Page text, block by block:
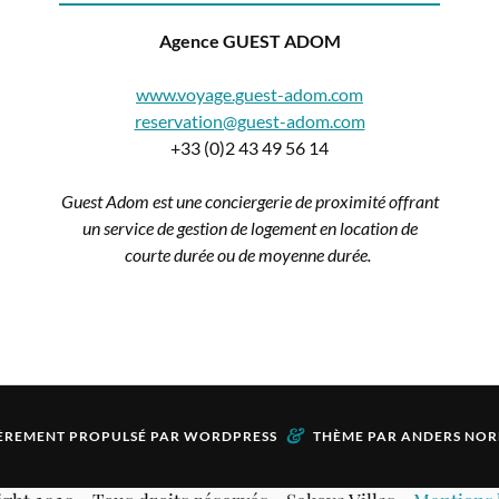
Agence GUEST ADOM
www.voyage.guest-adom.com
reservation@guest-adom.com
+33 (0)2 43 49 56 14
Guest Adom est une conciergerie de proximité offrant
un service de gestion de logement en location de
courte durée ou de moyenne durée.
PROPULSÉ PAR WORDPRESS & THÈME PAR ANDERS